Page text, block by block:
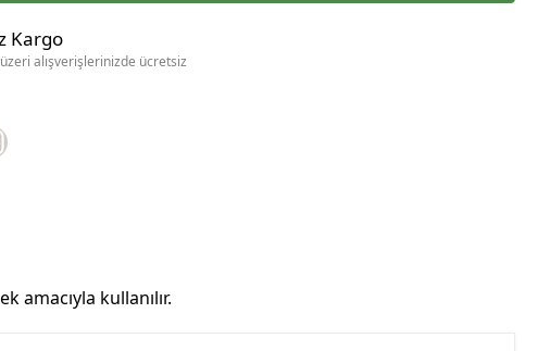
Kargo
alışverişlerinizde ücretsiz
amacıyla kullanılır.